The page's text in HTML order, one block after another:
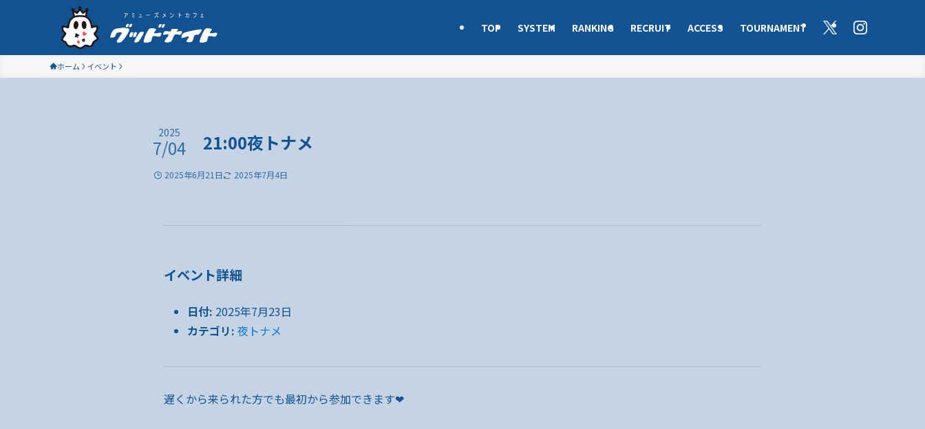
TOP SYSTEM RANKING RECRUIT ACCESS TOURNAMENT
ホーム イベント
21:00夜トナメ
2025
7/04
2025年6月21日 2025年7月4日
イベント詳細
日付: 2025年7月23日
カテゴリ: 夜トナメ
遅くから来られた方でも最初から参加できます❤